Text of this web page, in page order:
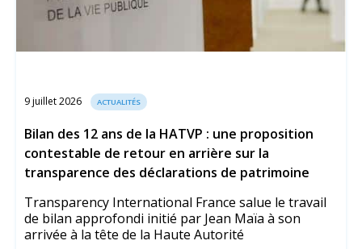
9 juillet 2026 ACTUALITÉS
Bilan des 12 ans de la HATVP : une proposition
contestable de retour en arrière sur la
transparence des déclarations de patrimoine
Transparency International France salue le travail
de bilan approfondi initié par Jean Maïa à son
arrivée à la tête de la Haute Autorité